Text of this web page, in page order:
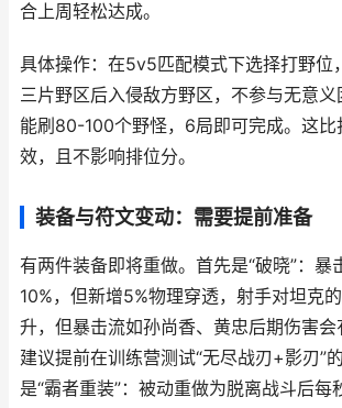
合上周轻松达成。
具体操作：在5v5匹配模式下选择打野位
三片野区后入侵敌方野区，不参与无意
能刷80-100个野怪，6局即可完成。这比
效，且不影响排位分。
装备与符文变动：需要提前准备
有两件装备即将重做。首先是“破晓”：暴
10%，但新增5%物理穿透，射手对坦克
升，但暴击流如孙尚香、黄忠后期伤害会
建议提前在训练营测试“无尽战刃+影刃”
是“霸者重装”：被动重做为脱离战斗后每